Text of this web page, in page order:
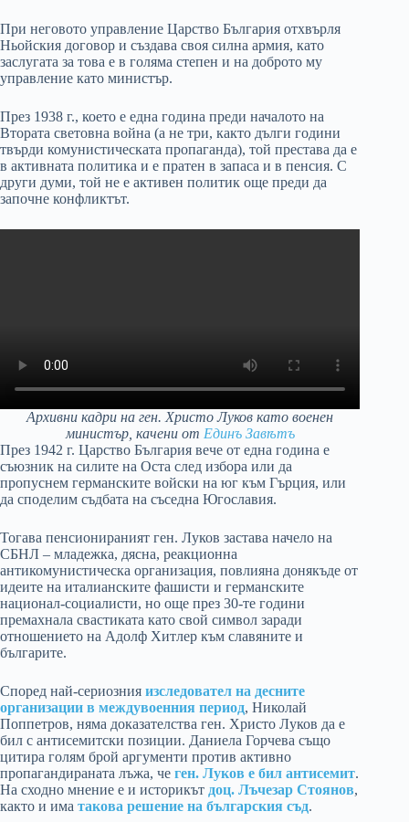
При неговото управление Царство България отхвърля
Ньойския договор и създава своя силна армия, като
заслугата за това е в голяма степен и на доброто му
управление като министър.
През 1938 г., което е една година преди началото на
Втората световна война (а не три, както дълги години
твърди комунистическата пропаганда), той престава да е
в активната политика и е пратен в запаса и в пенсия. С
други думи, той не е активен политик още преди да
започне конфликтът.
Архивни кадри на ген. Христо Луков като военен
министър, качени от Единъ Завѣтъ
През 1942 г. Царство България вече от една година е
съюзник на силите на Оста след избора или да
пропуснем германските войски на юг към Гърция, или
да споделим съдбата на съседна Югославия.
Тогава пенсионираният ген. Луков застава начело на
СБНЛ – младежка, дясна, реакционна
антикомунистическа организация, повлияна донякъде от
идеите на италианските фашисти и германските
национал-социалисти, но още през 30-те години
премахнала свастиката като свой символ заради
отношението на Адолф Хитлер към славяните и
българите.
Според най-сериозния изследовател на десните
организации в междувоенния период, Николай
Поппетров, няма доказателства ген. Христо Луков да е
бил с антисемитски позиции. Даниела Горчева също
цитира голям брой аргументи против активно
пропагандираната лъжа, че ген. Луков е бил антисемит.
На сходно мнение е и историкът доц. Лъчезар Стоянов,
както и има такова решение на българския съд.